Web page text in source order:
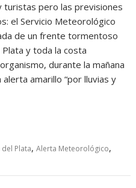
turistas pero las previsiones
el Servicio Meteorológico
de un frente tormentoso
y toda la costa
durante la mañana
amarillo “por lluvias y
del Plata,Alerta Meteorológico,